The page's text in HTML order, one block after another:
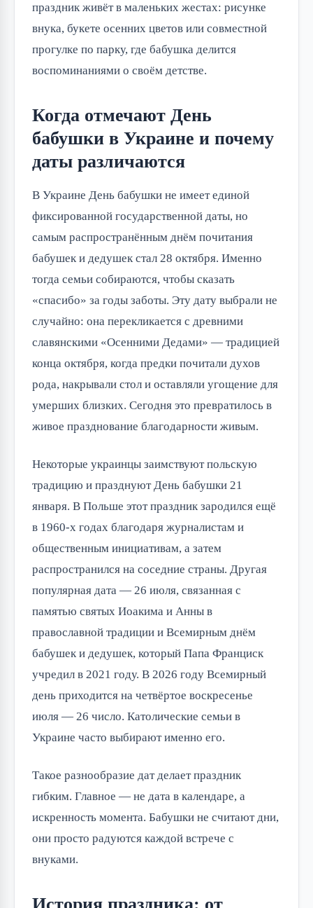
праздник живёт в маленьких жестах: рисунке
внука, букете осенних цветов или совместной
прогулке по парку, где бабушка делится
воспоминаниями о своём детстве.
Когда отмечают День
бабушки в Украине и почему
даты различаются
В Украине День бабушки не имеет единой
фиксированной государственной даты, но
самым распространённым днём почитания
бабушек и дедушек стал 28 октября. Именно
тогда семьи собираются, чтобы сказать
«спасибо» за годы заботы. Эту дату выбрали не
случайно: она перекликается с древними
славянскими «Осенними Дедами» — традицией
конца октября, когда предки почитали духов
рода, накрывали стол и оставляли угощение для
умерших близких. Сегодня это превратилось в
живое празднование благодарности живым.
Некоторые украинцы заимствуют польскую
традицию и празднуют День бабушки 21
января. В Польше этот праздник зародился ещё
в 1960-х годах благодаря журналистам и
общественным инициативам, а затем
распространился на соседние страны. Другая
популярная дата — 26 июля, связанная с
памятью святых Иоакима и Анны в
православной традиции и Всемирным днём
бабушек и дедушек, который Папа Франциск
учредил в 2021 году. В 2026 году Всемирный
день приходится на четвёртое воскресенье
июля — 26 число. Католические семьи в
Украине часто выбирают именно его.
Такое разнообразие дат делает праздник
гибким. Главное — не дата в календаре, а
искренность момента. Бабушки не считают дни,
они просто радуются каждой встрече с
внуками.